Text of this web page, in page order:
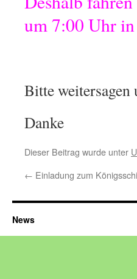
um 7:00 Uhr
Bitte
Danke
Dieser Beitrag wurde unter
← Einladung zum
News